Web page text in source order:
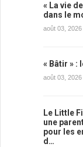
« La vie
dans le
août 03, 2026
« Bâtir » :
août 03, 2026
Le Little
une
pour les
d…